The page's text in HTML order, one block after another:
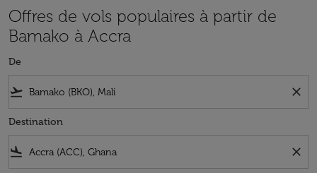
Offres de vols populaires à partir de
Bamako à Accra
De
flight_takeoff close
Destination
flight_land close